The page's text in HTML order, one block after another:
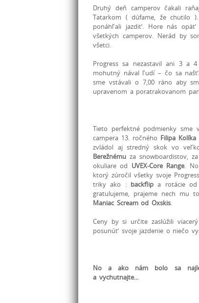
Druhý deň camperov čakali
Tatarkom ( dúfame, že chutilo
ponáhľali jazdiť. Hore nás
všetkých camperov. Nerád by
všetci.
Progress sa nezastavil ani 3 a
mohutný nával ľudí – čo sa
sme vstávali o 7,00 ráno aby
upravenom a poratrakovanom
Tieto perfektné podmienky sme
campera 13. ročného Filipa Kolíka
zvládol aj stredný skok vo
Berežnému za snowboardistov,
okuliare od UVEX-Core Range.
ktorý zúročil všetky svoje
triky ako : backflipa rotácie
gratulujeme, prajeme nech mu
Maniac Scream od Oxskis.
Ceny by si určite zaslúžili
posunúť svoje jazdenie o niečo
No a ako nám bolo sa
a vychutnajte...